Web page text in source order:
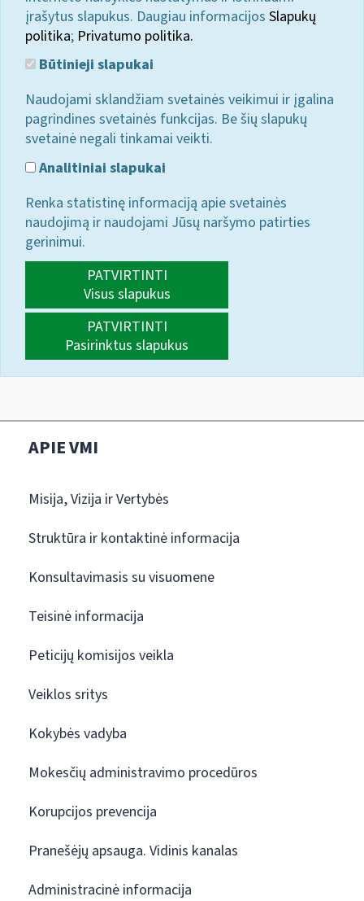
įrašytus slapukus. Daugiau informacijos Slapukų
politika; Privatumo politika.
Būtinieji slapukai
Naudojami sklandžiam svetainės veikimui ir įgalina
pagrindines svetainės funkcijas. Be šių slapukų
svetainė negali tinkamai veikti.
Analitiniai slapukai
Renka statistinę informaciją apie svetainės
naudojimą ir naudojami Jūsų naršymo patirties
gerinimui.
PATVIRTINTI
Visus slapukus
PATVIRTINTI
Pasirinktus slapukus
APIE VMI
Misija, Vizija ir Vertybės
Struktūra ir kontaktinė informacija
Konsultavimasis su visuomene
Teisinė informacija
Peticijų komisijos veikla
Veiklos sritys
Kokybės vadyba
Mokesčių administravimo procedūros
Korupcijos prevencija
Pranešėjų apsauga. Vidinis kanalas
Administracinė informacija